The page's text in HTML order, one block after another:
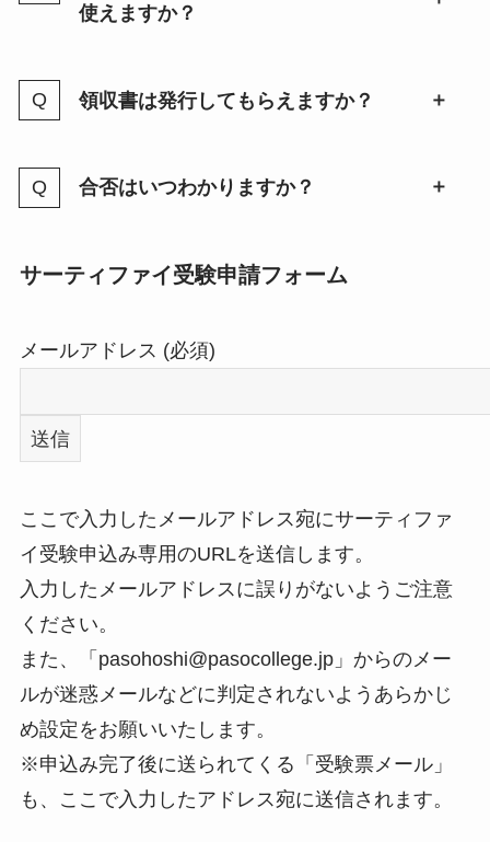
使えますか？
領収書は発行してもらえますか？
合否はいつわかりますか？
サーティファイ受験申請フォーム
メールアドレス (必須)
ここで入力したメールアドレス宛にサーティファ
イ受験申込み専用のURLを送信します。
入力したメールアドレスに誤りがないようご注意
ください。
また、「pasohoshi@pasocollege.jp」からのメー
ルが迷惑メールなどに判定されないようあらかじ
め設定をお願いいたします。
※申込み完了後に送られてくる「受験票メール」
も、ここで入力したアドレス宛に送信されます。